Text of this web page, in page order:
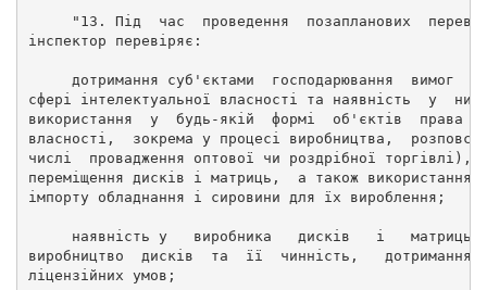
"13. Під  час  проведення  позапланових
інспектор перевіряє:
дотримання суб'єктами  господарювання  вимог
сфері інтелектуальної власності та наявність  у
використання  у  будь-якій  формі  об'єктів  права
власності,  зокрема у процесі виробництва,
числі  провадження оптової чи роздрібної торгівлі),
переміщення дисків і матриць,  а також
імпорту обладнання і сировини для їх вироблення;
наявність у   виробника   дисків   і   матриць
виробництво  дисків  та  її  чинність,   дотримання
ліцензійних умов;